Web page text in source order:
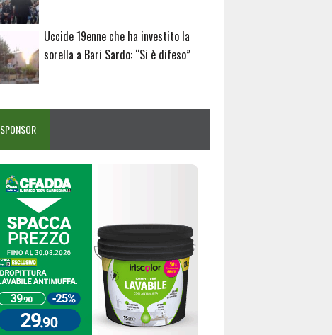
Uccide 19enne che ha investito la
sorella a Bari Sardo: “Si è difeso”
SPONSOR